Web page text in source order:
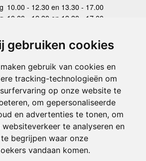
gebruiken cookies
gebruik van cookies en
tracking-technologieën om
op onze website te
om gepersonaliseerde
en advertenties te tonen, om
websiteverkeer te analyseren en
begrijpen waar onze
vandaan komen.
10.00 - 12.30 en 13.30 - 17.00
10.00 - 12.30 en 13.30 - 17.00
10.00 - 12.30 en 13.30 - 17.00
10.00 - 12.30 en 13.30 - 17.00
Zaterdag
gesloten
Zondag gesloten